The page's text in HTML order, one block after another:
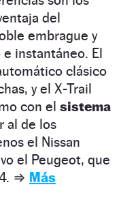
del
embrague y
instantáneo. El
clásico
y el X-Trail
con el sistema
al de los
el Nissan
el Peugeot, que
⇒ Más